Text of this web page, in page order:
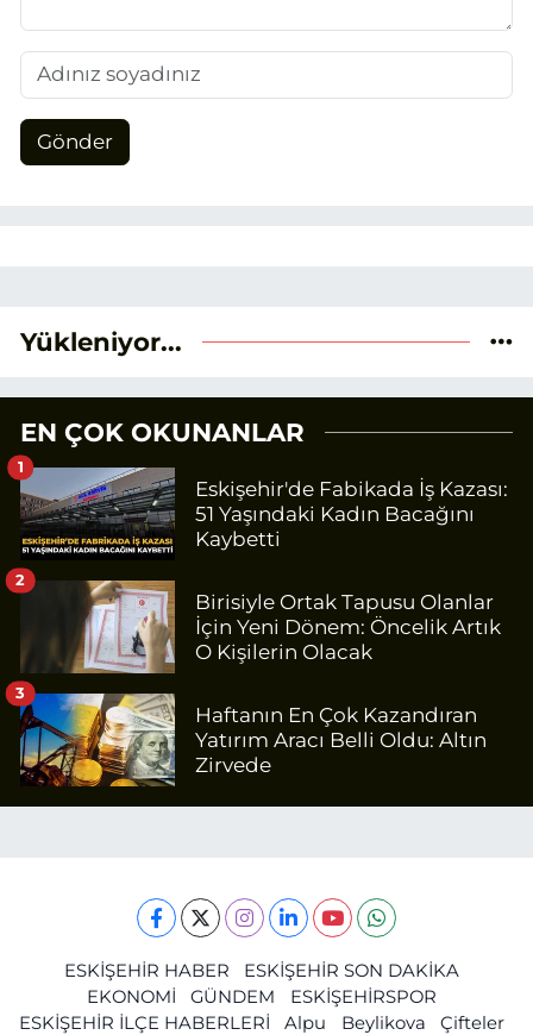
Gönder
Yükleniyor...
EN ÇOK OKUNANLAR
Eskişehir'de Fabikada İş Kazası:
51 Yaşındaki Kadın Bacağını
Kaybetti
1
Birisiyle Ortak Tapusu Olanlar
İçin Yeni Dönem: Öncelik Artık
O Kişilerin Olacak
2
Haftanın En Çok Kazandıran
Yatırım Aracı Belli Oldu: Altın
Zirvede
3
ESKİŞEHİR HABER
ESKİŞEHİR SON DAKİKA
EKONOMİ
GÜNDEM
ESKİŞEHİRSPOR
ESKİŞEHİR İLÇE HABERLERİ
Alpu Beylikova
Çifteler